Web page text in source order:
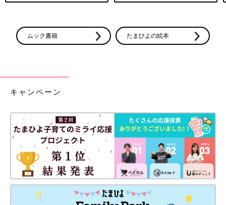
ムック書籍 たまひよの絵本
キャンペーン